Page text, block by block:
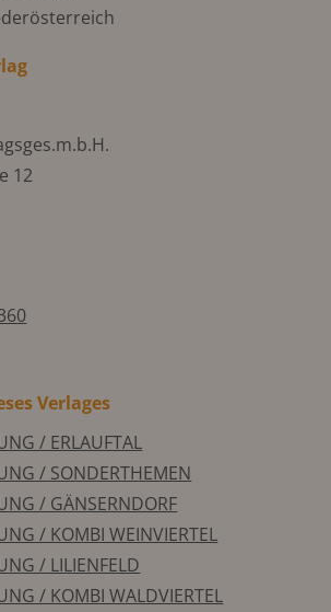
12
Verlages
/ ERLAUFTAL
/ SONDERTHEMEN
/ GÄNSERNDORF
/ KOMBI WEINVIERTEL
/ LILIENFELD
/ KOMBI WALDVIERTEL